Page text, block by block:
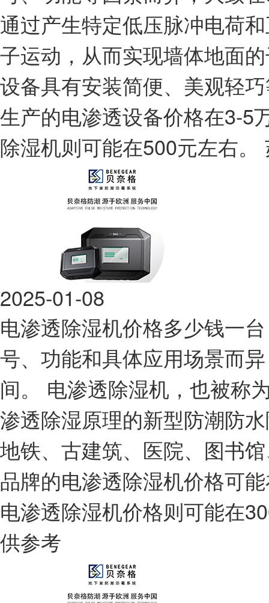
通过产生特定低压脉冲电荷
子运动，从而实现墙体地面
设备具有安装简便、美观轻
生产的电渗透设备价格在3-5
除湿机则可能在500元左右
2025-01-08
电渗透除湿机价格多少钱一台
号、功能和具体应用场景而
间。 电渗透除湿机，也被称
渗透除湿原理的新型防潮防
地铁、古建筑、医院、图书
品牌的电渗透除湿机价格可
电渗透除湿机价格则可能在
供参考